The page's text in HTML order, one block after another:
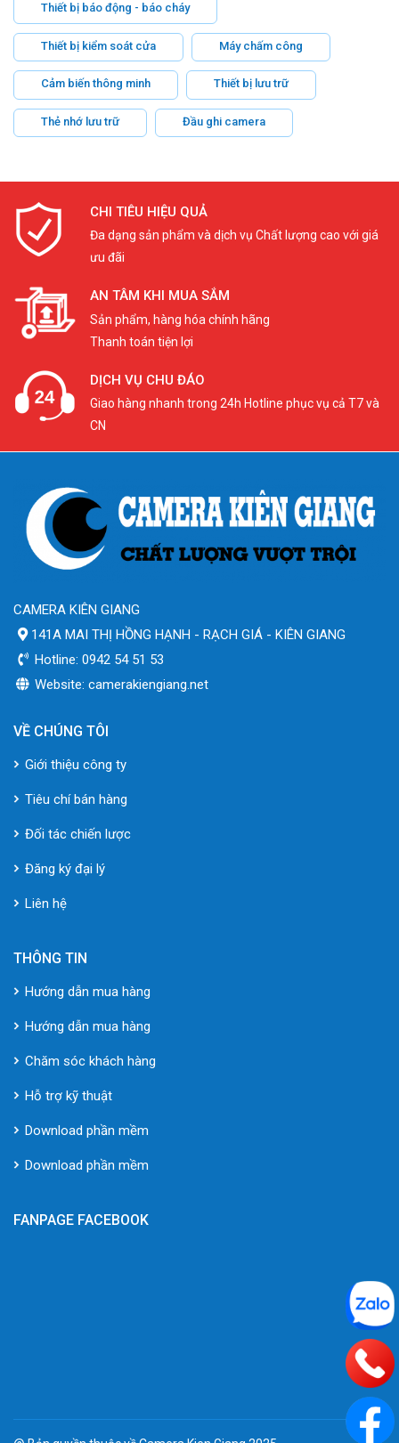
Thiết bị báo động - báo cháy
Thiết bị kiểm soát cửa Máy chấm công
Cảm biến thông minh Thiết bị lưu trữ
Thẻ nhớ lưu trữ Đầu ghi camera
CHI TIÊU HIỆU QUẢ
Đa dạng sản phẩm và dịch vụ Chất lượng cao với giá
ưu đãi
AN TÂM KHI MUA SẮM
Sản phẩm, hàng hóa chính hãng
Thanh toán tiện lợi
DỊCH VỤ CHU ĐÁO
Giao hàng nhanh trong 24h Hotline phục vụ cả T7 và
CN
CAMERA KIÊN GIANG
141A MAI THỊ HỒNG HẠNH - RẠCH GIÁ - KIÊN GIANG
Hotline: 0942 54 51 53
Website: camerakiengiang.net
VỀ CHÚNG TÔI
Giới thiệu công ty
Tiêu chí bán hàng
Đối tác chiến lược
Đăng ký đại lý
Liên hệ
THÔNG TIN
Hướng dẫn mua hàng
Hướng dẫn mua hàng
Chăm sóc khách hàng
Hỗ trợ kỹ thuật
Download phần mềm
Download phần mềm
FANPAGE FACEBOOK